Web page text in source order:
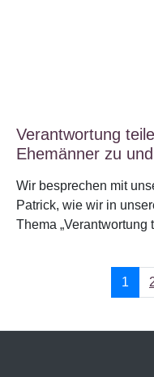
Verantwortung
Ehemänner zu
Wir besprechen mit
Patrick, wie wir in
Thema „Verantwortung
1